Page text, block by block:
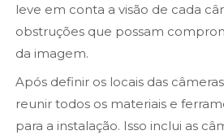
leve em conta a visão de cada
obstruções que possam
da imagem.
Após definir os locais das
reunir todos os materiais e
para a instalação. Isso inclui as